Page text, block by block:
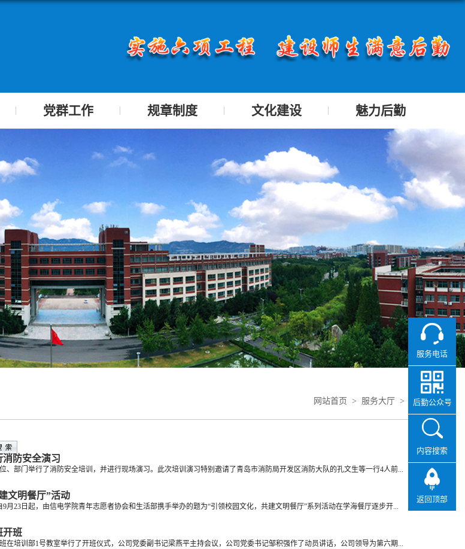
党群工作 规章制度 文化建设 魅力后勤
网站首页 > 服务大厅 > 领导信箱
防安全演习
、部门举行了消防安全培训，并进行现场演习。此次培训演习特别邀请了青岛市消防局开发区消防大队的孔文生等一行4人前...
文明餐厅”活动
月23日起，由信电学院青年志愿者协会和生活部携手举办的题为“引领校园文化，共建文明餐厅”系列活动在学海餐厅逐步开...
开班
在培训部1号教室举行了开班仪式，公司党委副书记梁燕平主持会议，公司党委书记邹积强作了动员讲话，公司领导为第六期...
服务电话
后勤公众号
内容搜索
返回顶部